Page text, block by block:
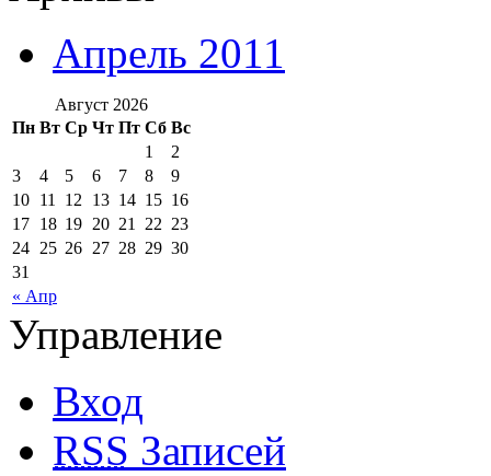
Апрель 2011
Август 2026
Пн Вт Ср Чт Пт Сб Вс
« Апр
1
2
3
4 5 6 7 8
9
10 11 12 13 14 15 16
17 18 19 20 21 22 23
24 25 26 27 28 29 30
31
Управление
Вход
RSS Записей